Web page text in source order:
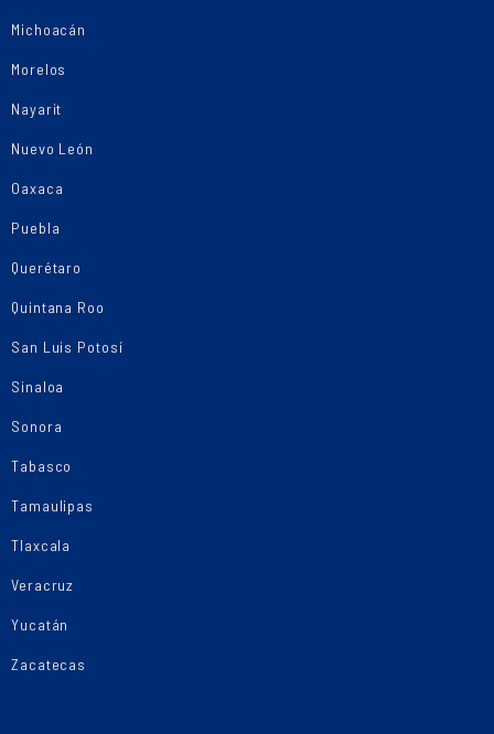
Michoacán
Morelos
Nayarit
Nuevo León
Oaxaca
Puebla
Querétaro
Quintana Roo
San Luis Potosí
Sinaloa
Sonora
Tabasco
Tamaulipas
Tlaxcala
Veracruz
Yucatán
Zacatecas